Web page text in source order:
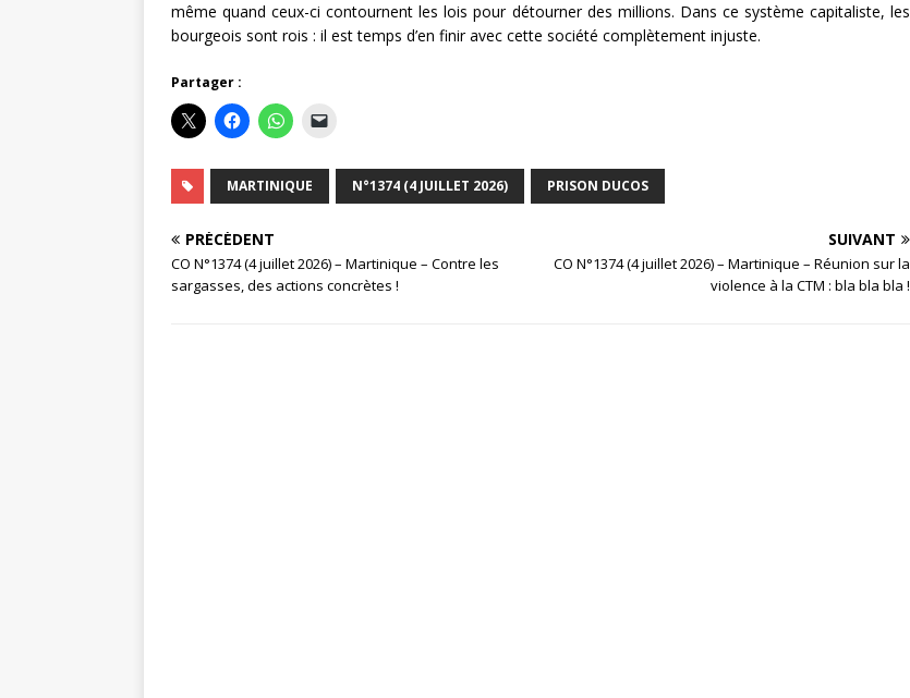
même quand ceux-ci contournent les lois pour détourner des millions. Dans ce système capitaliste, les
bourgeois sont rois : il est temps d’en finir avec cette société complètement injuste.
Partager :
MARTINIQUE N°1374 (4 JUILLET 2026) PRISON DUCOS
PRÉCÉDENT
CO N°1374 (4 juillet 2026) – Martinique – Contre les
sargasses, des actions concrètes !
SUIVANT
CO N°1374 (4 juillet 2026) – Martinique – Réunion sur la
violence à la CTM : bla bla bla !